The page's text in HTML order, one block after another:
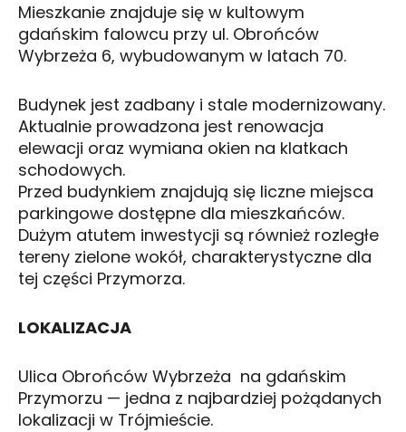
Mieszkanie znajduje się w kultowym
gdańskim falowcu przy ul. Obrońców
Wybrzeża 6, wybudowanym w latach 70.
Budynek jest zadbany i stale modernizowany.
Aktualnie prowadzona jest renowacja
elewacji oraz wymiana okien na klatkach
schodowych.
Przed budynkiem znajdują się liczne miejsca
parkingowe dostępne dla mieszkańców.
Dużym atutem inwestycji są również rozległe
tereny zielone wokół, charakterystyczne dla
tej części Przymorza.
LOKALIZACJA
Ulica Obrońców Wybrzeża na gdańskim
Przymorzu — jedna z najbardziej pożądanych
lokalizacji w Trójmieście.